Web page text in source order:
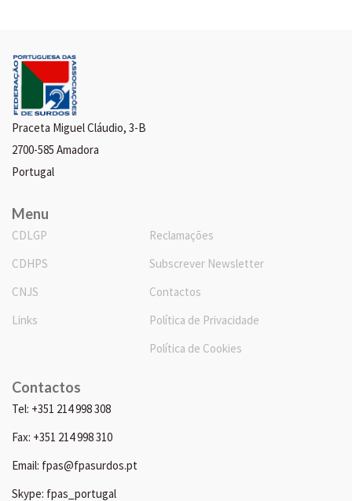
Praceta Miguel Cláudio, 3-B
2700-585 Amadora
Portugal
Menu
CDLGP
CDHPS
CNJS
Links
Reclamações
Subscrever Newsletter
Contactos
Política de Privacidade
Política de Cookies
Contactos
Tel: +351 214 998 308
Fax: +351 214 998 310
Email: fpas@fpasurdos.pt
Skype: fpas_portugal